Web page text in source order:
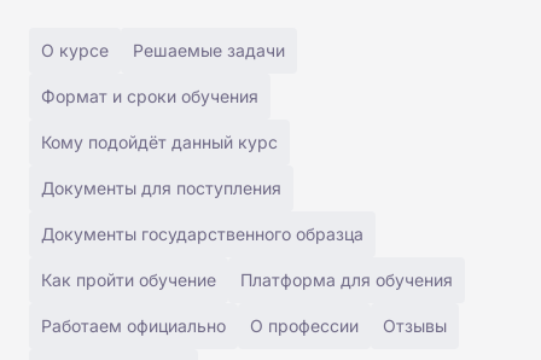
О курсе Решаемые задачи
Формат и сроки обучения
Кому подойдёт данный курс
Документы для поступления
Документы государственного образца
Как пройти обучение Платформа для обучения
Работаем официально О профессии Отзывы